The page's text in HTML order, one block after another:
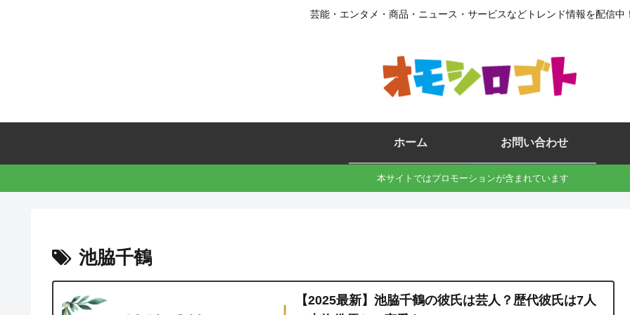
芸能・エンタメ・商品・ニュース・サービスなどトレンド情報を配信中
ホーム お問い合わせ
本サイトではプロモーションが含まれています
池脇千鶴
【2025最新】池脇千鶴の彼氏は芸人？歴代彼氏は7人